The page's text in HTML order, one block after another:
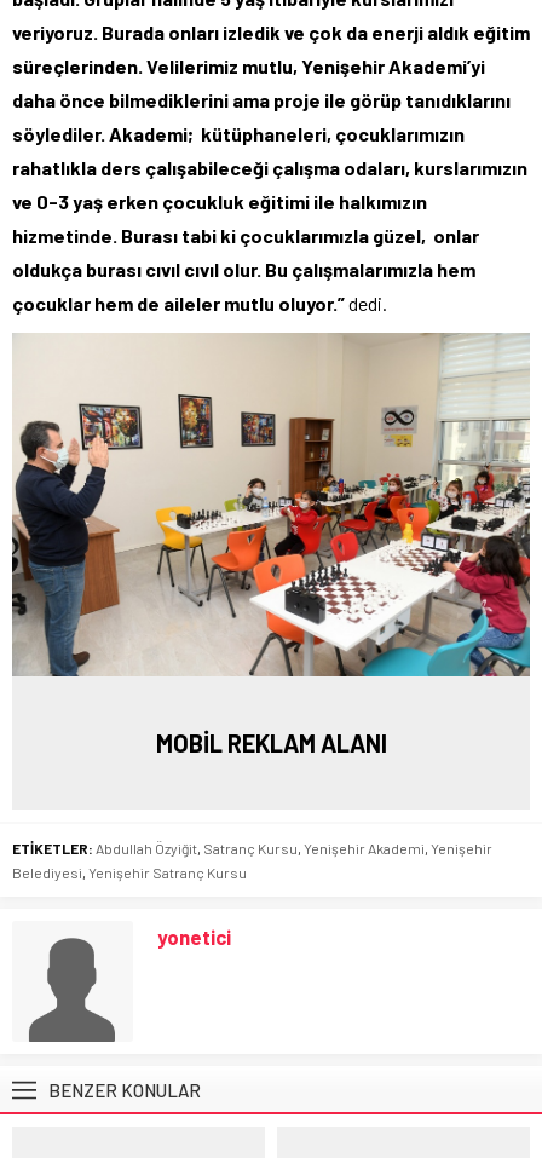
veriyoruz. Burada onları izledik ve çok da enerji aldık eğitim
süreçlerinden. Velilerimiz mutlu, Yenişehir Akademi’yi
daha önce bilmediklerini ama proje ile görüp tanıdıklarını
söylediler. Akademi; kütüphaneleri, çocuklarımızın
rahatlıkla ders çalışabileceği çalışma odaları, kurslarımızın
ve 0-3 yaş erken çocukluk eğitimi ile halkımızın
hizmetinde. Burası tabi ki çocuklarımızla güzel, onlar
oldukça burası cıvıl cıvıl olur. Bu çalışmalarımızla hem
çocuklar hem de aileler mutlu oluyor.”dedi.
MOBİL REKLAM ALANI
ETİKETLER: Abdullah Özyiğit, Satranç Kursu, Yenişehir Akademi, Yenişehir
Belediyesi, Yenişehir Satranç Kursu
yonetici
BENZER KONULAR